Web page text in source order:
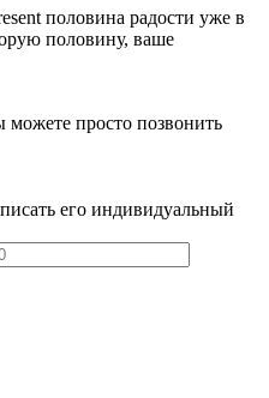
половина радости уже в
половину, ваше
просто позвонить
его индивидуальный